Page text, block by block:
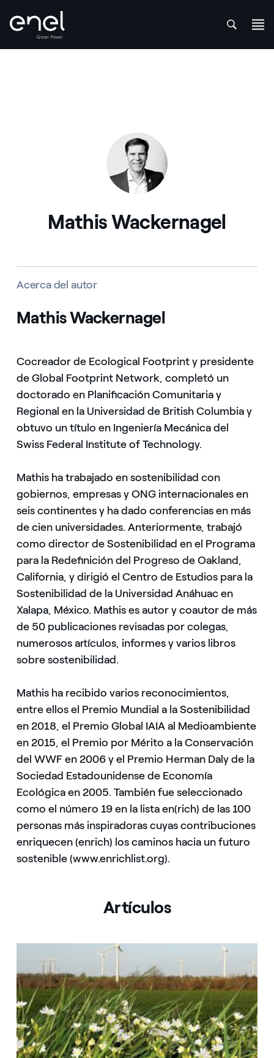
Mathis Wackernagel
Acerca del autor
Mathis Wackernagel
Cocreador de Ecological Footprint y presidente
de Global Footprint Network, completó un
doctorado en Planificación Comunitaria y
Regional en la Universidad de British Columbia y
obtuvo un título en Ingeniería Mecánica del
Swiss Federal Institute of Technology.
Mathis ha trabajado en sostenibilidad con
gobiernos, empresas y ONG internacionales en
seis continentes y ha dado conferencias en más
de cien universidades. Anteriormente, trabajó
como director de Sostenibilidad en el Programa
para la Redefinición del Progreso de Oakland,
California, y dirigió el Centro de Estudios para la
Sostenibilidad de la Universidad Anáhuac en
Xalapa, México. Mathis es autor y coautor de más
de 50 publicaciones revisadas por colegas,
numerosos artículos, informes y varios libros
sobre sostenibilidad.
Mathis ha recibido varios reconocimientos,
entre ellos el Premio Mundial a la Sostenibilidad
en 2018, el Premio Global IAIA al Medioambiente
en 2015, el Premio por Mérito a la Conservación
del WWF en 2006 y el Premio Herman Daly de la
Sociedad Estadounidense de Economía
Ecológica en 2005. También fue seleccionado
como el número 19 en la lista en(rich) de las 100
personas más inspiradoras cuyas contribuciones
enriquecen (enrich) los caminos hacia un futuro
sostenible (www.enrichlist.org).
Artículos